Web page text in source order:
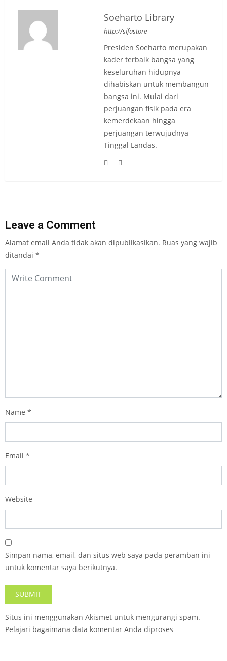
Soeharto Library
http://sifastore
Presiden Soeharto merupakan
kader terbaik bangsa yang
keseluruhan hidupnya
dihabiskan untuk membangun
bangsa ini. Mulai dari
perjuangan fisik pada era
kemerdekaan hingga
perjuangan terwujudnya
Tinggal Landas.
Leave a Comment
Alamat email Anda tidak akan dipublikasikan. Ruas yang wajib
ditandai *
Name *
Email *
Website
Simpan nama, email, dan situs web saya pada peramban ini
untuk komentar saya berikutnya.
Situs ini menggunakan Akismet untuk mengurangi spam.
Pelajari bagaimana data komentar Anda diproses